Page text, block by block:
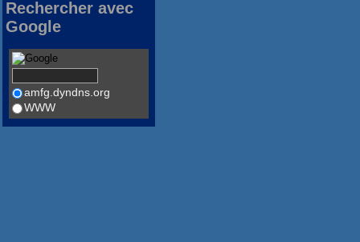
Rechercher avec
Google
amfg.dyndns.org
WWW